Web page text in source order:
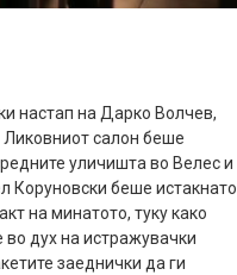
настап на Дарко Волчев,
Ликовниот салон беше
уличишта во Велес и
Коруновски беше истакнато
на минатото, туку како
во дух на истражувачки
заеднички да ги